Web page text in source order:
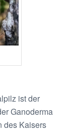
ist der
Ganoderma
des Kaisers